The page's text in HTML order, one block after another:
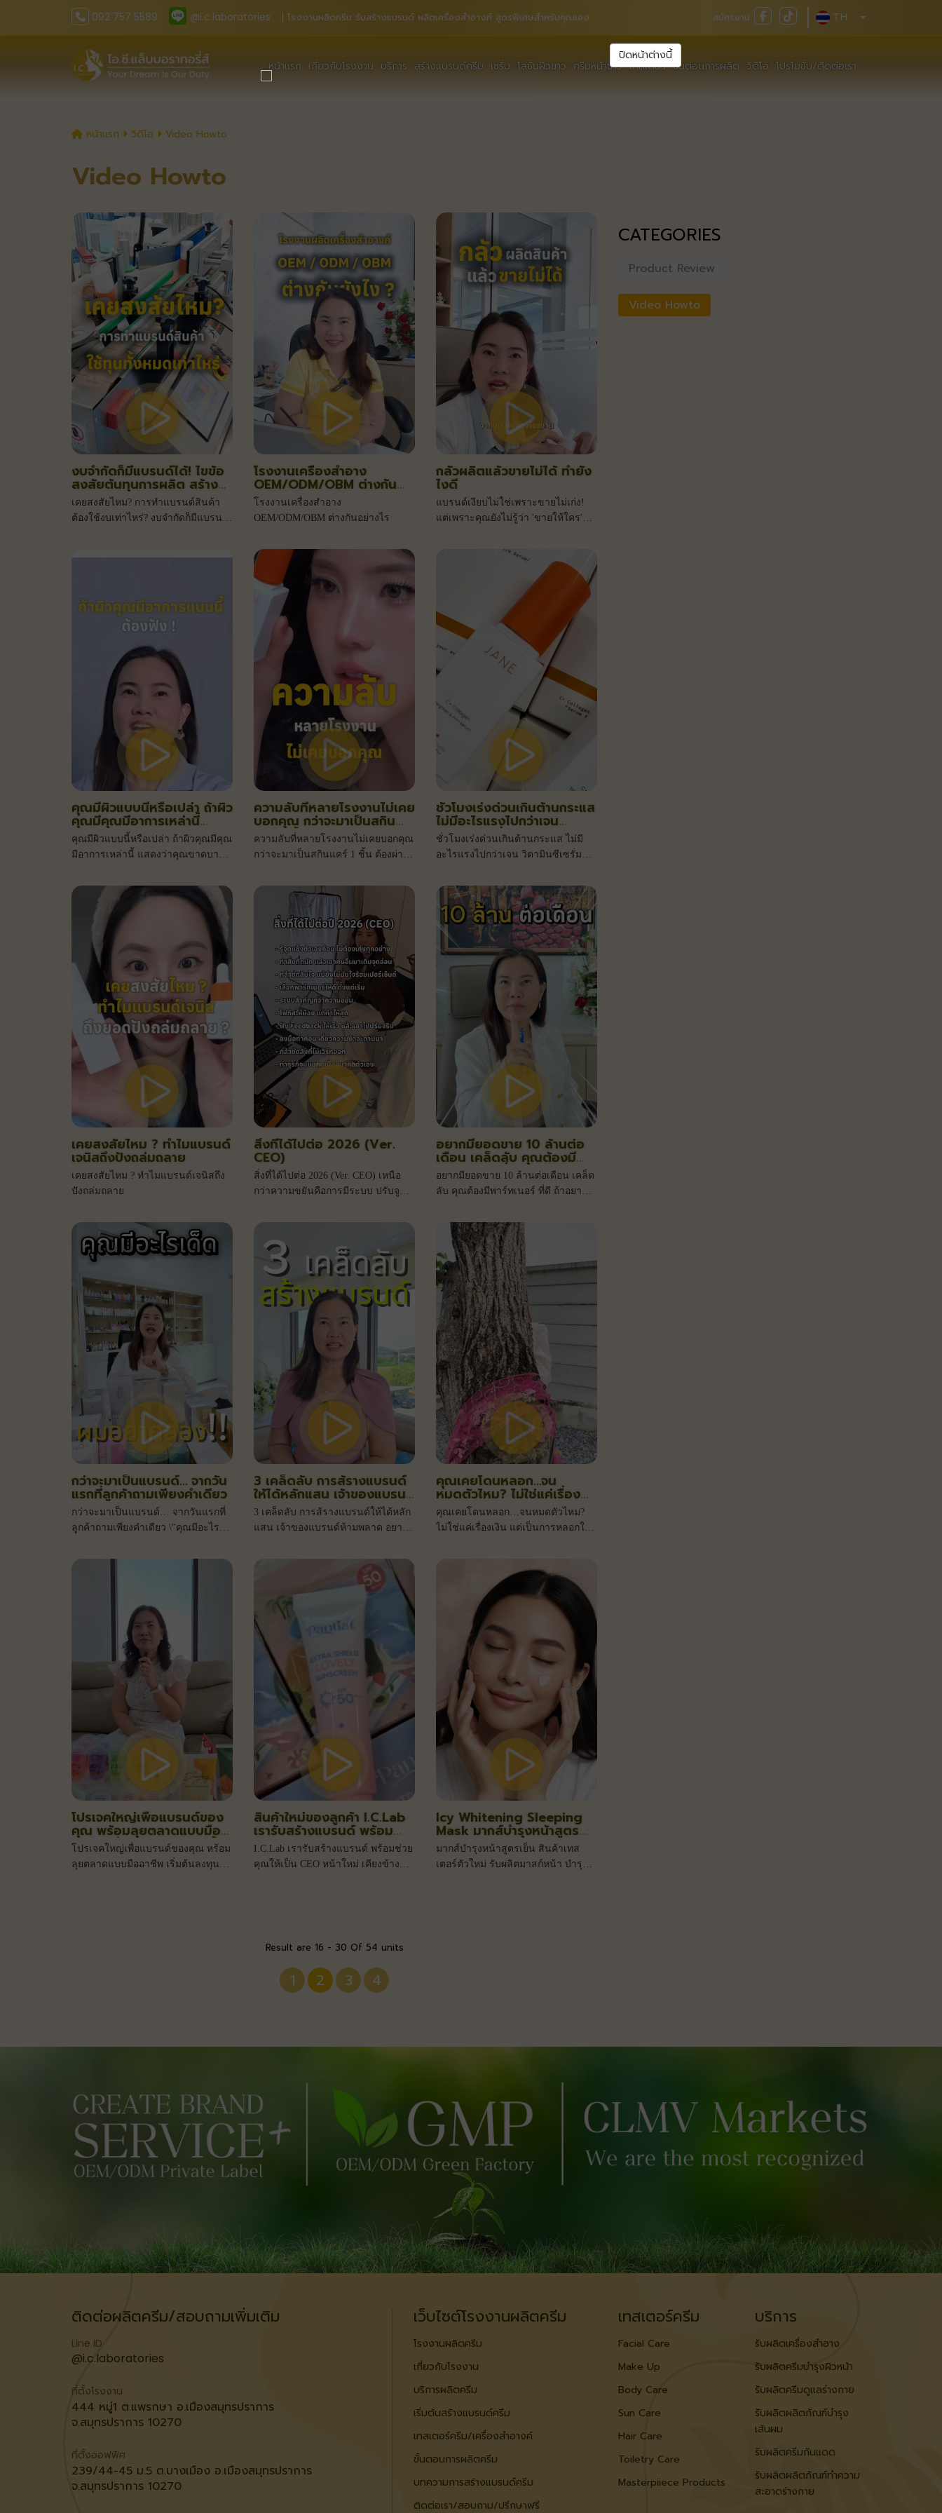
092 757 5589 @i.c.laboratories | โรงงานผลิตครีม รับสร้างแบรนด์ ผลิตเครื่องสำอางค์ สูตรพิเศษสำหรับคุณเอง สมัครงาน TH
หน้าแรก เกี่ยวกับโรงงาน บริการ สร้างแบรนด์ครีม เซรั่ม โลชั่นผิวขาว ครีมหน้าขาว เทสเตอร์ ขั้นตอนการผลิต วิดีโอ โปรโมชั่น/ติดต่อเรา
หน้าแรก วิดีโอ Video Howto
Video Howto
งบจำกัดก็มีแบรนด์ได้! ไขข้อ
สงสัยต้นทุนการผลิต สร้าง
แบรนด์ต้องใช้เงินเท่าไหร่?
เคยสงสัยไหม? การทำแบรนด์สินค้า
ต้องใช้งบเท่าไหร่? งบจำกัดก็มีแบรนด์
โรงงานเครื่องสำอาง
OEM/ODM/OBM ต่างกัน
อย่างไร
โรงงานเครื่องสำอาง
OEM/ODM/OBM ต่างกันอย่างไร
กลัวผลิตแล้วขายไม่ได้ ทำยัง
ไงดี
แบรนด์เงียบไม่ใช่เพราะขายไม่เก่ง!
แต่เพราะคุณยังไม่รู้ว่า 'ขายให้ใคร'
คุณมีผิวแบบนี้หรือเปล่า ถ้าผิว
คุณมีคุณมีอาการเหล่านี้
แสดงว่าคุณขาดบางอย่างใน
การบำรุง
คุณมีผิวแบบนี้หรือเปล่า ถ้าผิวคุณมีคุณ
มีอาการเหล่านี้ แสดงว่าคุณขาดบาง
ความลับที่หลายโรงงานไม่เคย
บอกคุณ กว่าจะมาเป็นสกิน
แคร์ 1 ชิ้น ต้องผ่านอะไรบ้าง
ความลับที่หลายโรงงานไม่เคยบอกคุณ
กว่าจะมาเป็นสกินแคร์ 1 ชิ้น ต้องผ่าน
ชั่วโมงเร่งด่วนเกินต้านกระแส
ไม่มีอะไรแรงไปกว่าเจน
วิตามินซีเซรั่ม ขวดสีส้ม
ชั่วโมงเร่งด่วนเกินต้านกระแส ไม่มี
อะไรแรงไปกว่าเจน วิตามินซีเซรั่ม
วันนี้ค่ะ ออเดอร์จัดเด็ดจัดเต็ม แสน
ขวด
เคยสงสัยไหม ? ทำไมแบรนด์
เจนิสถึงปังถล่มถลาย
เคยสงสัยไหม ? ทำไมแบรนด์เจนิสถึง
ปังถล่มถลาย
สิ่งที่ได้ไปต่อ 2026 (Ver.
CEO)
สิ่งที่ได้ไปต่อ 2026 (Ver. CEO) เหนือ
กว่าความขยันคือการมีระบบ ปรับจูน
ไปสู่ความสำเร็จ
อยากมียอดขาย 10 ล้านต่อ
เดือน เคล็ดลับ คุณต้องมี
พาร์ทเนอร์ ที่ดี ถ้าอยากให้
แบรนด์คุณได้ 10 ล้านต่อ
เดือน
อยากมียอดขาย 10 ล้านต่อเดือน เคล็ด
ลับ คุณต้องมีพาร์ทเนอร์ ที่ดี ถ้าอยาก
กว่าจะมาเป็นแบรนด์… จากวัน
แรกที่ลูกค้าถามเพียงคำเดียว
กว่าจะมาเป็นแบรนด์… จากวันแรกที่
ลูกค้าถามเพียงคำเดียว \"คุณมีอะไร
กลายเป็นความสำเร็จที่ยืนหยัดใน
3 เคล็ดลับ การส้รางแบรนด์
ให้ได้หลักแสน เจ้าของแบรนด์
ห้ามพลาด อยากสร้างแบรนด์
ให้ปัง ยอดขายหลักแสน
3 เคล็ดลับ การส้รางแบรนด์ให้ได้หลัก
แสน เจ้าของแบรนด์ห้ามพลาด อยาก
ทักมาหาเราสิคะ
คุณเคยโดนหลอก…จน
หมดตัวไหม? ไม่ใช่แค่เรื่อง
เงิน แต่เป็นการหลอกให้หวัง
ว่าจะสำเร็จ
คุณเคยโดนหลอก…จนหมดตัวไหม?
ไม่ใช่แค่เรื่องเงิน แต่เป็นการหลอกให้
Laboratories อยู่เคียงข้างแบรนด์ของ
โปรเจคใหญ่เพื่อแบรนด์ของ
คุณ พร้อมลุยตลาดแบบมือ
อาชีพ เริ่มต้นลงทุนเพียงชิ้น
ละ 50 บาท
โปรเจคใหญ่เพื่อแบรนด์ของคุณ หร้อม
ลุยตลาดแบบมืออาชีพ เริ่มต้นลงทุน
สินค้าใหม่ของลูกค้า I.C.Lab
เรารับสร้างแบรนด์ พร้อม
ช่วยคุณให้เป็น CEO หน้าใหม่
เคียงข้างทุกสถานการณ์
I.C.Lab เรารับสร้างแบรนด์ พร้อมช่วย
คุณให้เป็น CEO หน้าใหม่ เคียงข้างทุก
Icy Whitening Sleeping
Mask มากส์บำรุงหน้าสูตร
เย็น สินค้าเทสเตอร์ตัวใหม่
รับผลิตมาสก์หน้า บำรุงหน้า
มากส์บำรุงหน้าสูตรเย็น สินค้าเทส
เตอร์ตัวใหม่ รับผลิตมาสก์หน้า บำรุง
Result are 16 - 30 Of 54 units
1 2 3 4
CATEGORIES
Product Review
Video Howto
ติดต่อผลิตครีม/สอบถามเพิ่มเติม
Line ID
@i.c.laboratories
ที่ตั้งโรงงาน
444 หมู่1 ต.แพรกษา อ.เมืองสมุทรปราการ
จ.สมุทรปราการ 10270
ที่ตั้งออฟฟิศ
239/44-45 ม.5 ต.บางเมือง อ.เมืองสมุทรปราการ
จ.สมุทรปราการ 10270
เว็บไซต์โรงงานผลิตครีม
โรงงานผลิตครีม
เกี่ยวกับโรงงาน
บริการผลิตครีม
เริ่มต้นสร้างแบรนด์ครีม
เทสเตอร์ครีม/เครื่องสำอางค์
ขั้นตอนการผลิตครีม
บทความการสร้างแบรนด์ครีม
ติดต่อเรา/สอบถาม/ปรีกษาฟรี
เทสเตอร์ครีม
Facial Care
Make Up
Body Care
Sun Care
Hair Care
Toiletry Care
Masterpiiece Products
บริการ
รับผลิตเครื่องสำอาง
รับผลิตครีมบำรุงผิวหน้า
รับผลิตครีมดูแลร่างกาย
รับผลิตผลิตภัณฑ์บำรุง
เส้นผม
รับผลิตครีมกันแดด
รับผลิตผลิตภัณฑ์ทำความ
สะอาดร่างกาย
ปิดหน้าต่างนี้